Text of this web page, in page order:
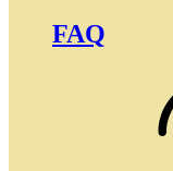
FAQ